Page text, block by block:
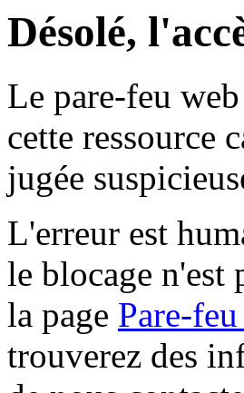
Désolé,
Le pare-feu
cette ressource
jugée
L'erreur est
le blocage n'est
la page Pare-
trouverez des